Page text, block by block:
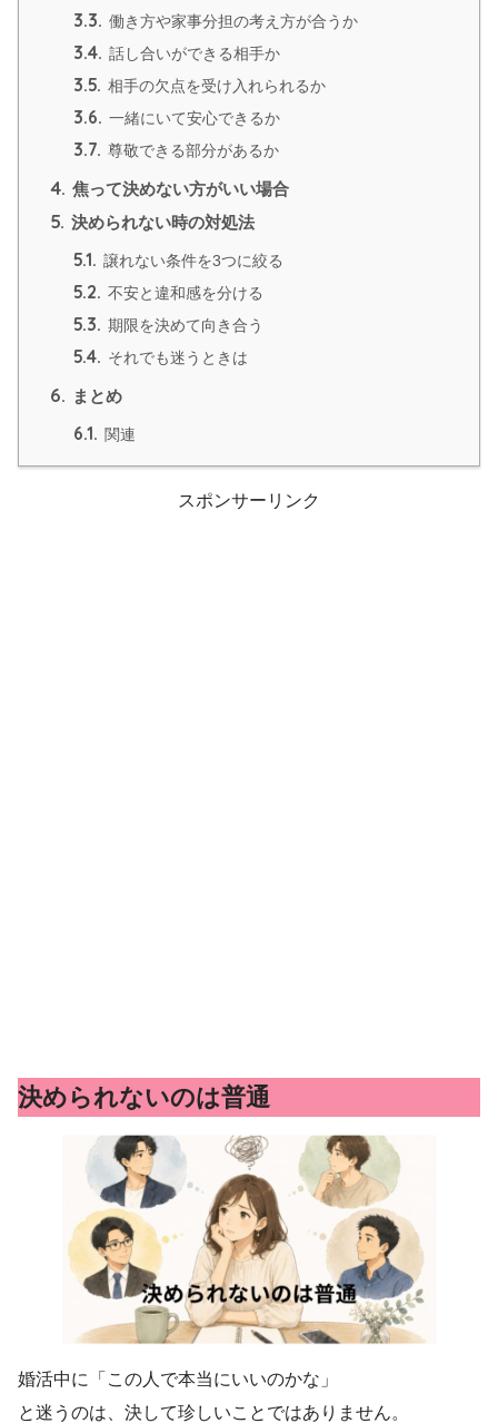
3.3. 働き方や家事分担の考え方が合うか
3.4. 話し合いができる相手か
3.5. 相手の欠点を受け入れられるか
3.6. 一緒にいて安心できるか
3.7. 尊敬できる部分があるか
4. 焦って決めない方がいい場合
5. 決められない時の対処法
5.1. 譲れない条件を3つに絞る
5.2. 不安と違和感を分ける
5.3. 期限を決めて向き合う
5.4. それでも迷うときは
6. まとめ
6.1. 関連
スポンサーリンク
決められないのは普通
婚活中に「この人で本当にいいのかな」
と迷うのは、決して珍しいことではありません。